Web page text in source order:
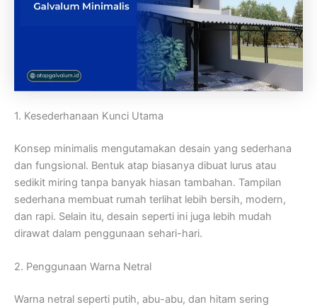
1. Kesederhanaan Kunci Utama
Konsep minimalis mengutamakan desain yang sederhana
dan fungsional. Bentuk atap biasanya dibuat lurus atau
sedikit miring tanpa banyak hiasan tambahan. Tampilan
sederhana membuat rumah terlihat lebih bersih, modern,
dan rapi. Selain itu, desain seperti ini juga lebih mudah
dirawat dalam penggunaan sehari-hari.
2. Penggunaan Warna Netral
Warna netral seperti putih, abu-abu, dan hitam sering